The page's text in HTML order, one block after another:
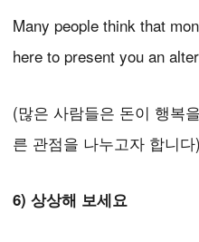
Many people think that
here to present you an
(많은 사람들은 돈이 행복
른 관점을 나누고자 합니다)
6) 상상해 보세요